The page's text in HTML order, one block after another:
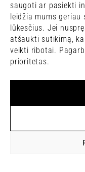
saugoti ar pasiekti
leidžia mums
lūkesčius. Jei
atšaukti sutikimą,
veikti ribotai.
prioritetas.